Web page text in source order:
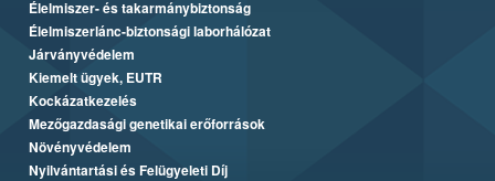
Élelmiszer- és takarmánybiztonság
Élelmiszerlánc-biztonsági laborhálózat
Járványvédelem
Kiemelt ügyek, EUTR
Kockázatkezelés
Mezőgazdasági genetikai erőforrások
Növényvédelem
Nyilvántartási és Felügyeleti Díj